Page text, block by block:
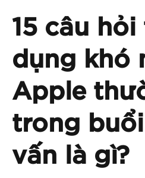
15 câu hỏi
dụng khó
Apple
trong
vấn là gì?